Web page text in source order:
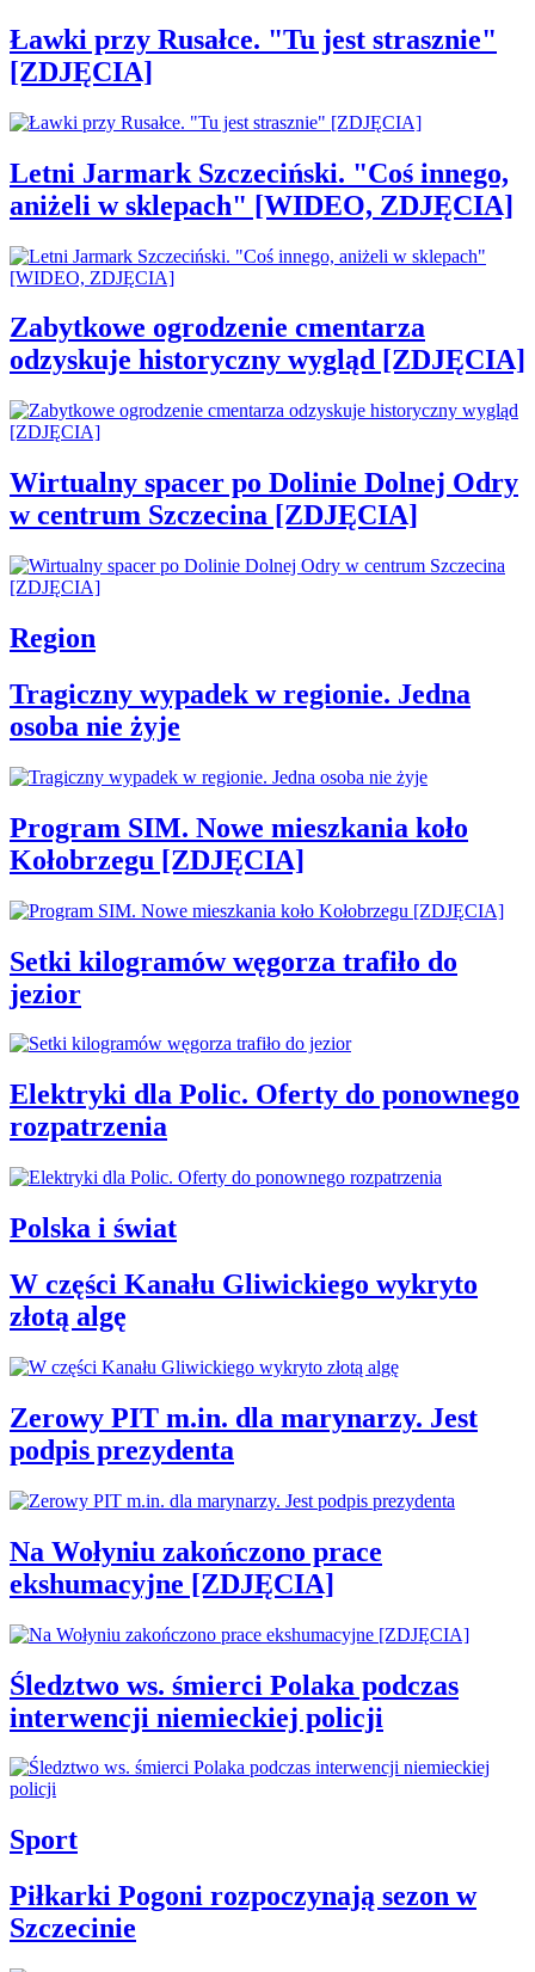
Ławki przy Rusałce. "Tu jest strasznie"
[ZDJĘCIA]
Letni Jarmark Szczeciński. "Coś innego,
aniżeli w sklepach" [WIDEO, ZDJĘCIA]
Zabytkowe ogrodzenie cmentarza
odzyskuje historyczny wygląd [ZDJĘCIA]
Wirtualny spacer po Dolinie Dolnej Odry
w centrum Szczecina [ZDJĘCIA]
Region
Tragiczny wypadek w regionie. Jedna
osoba nie żyje
Program SIM. Nowe mieszkania koło
Kołobrzegu [ZDJĘCIA]
Setki kilogramów węgorza trafiło do
jezior
Elektryki dla Polic. Oferty do ponownego
rozpatrzenia
Polska i świat
W części Kanału Gliwickiego wykryto
złotą algę
Zerowy PIT m.in. dla marynarzy. Jest
podpis prezydenta
Na Wołyniu zakończono prace
ekshumacyjne [ZDJĘCIA]
Śledztwo ws. śmierci Polaka podczas
interwencji niemieckiej policji
Sport
Piłkarki Pogoni rozpoczynają sezon w
Szczecinie